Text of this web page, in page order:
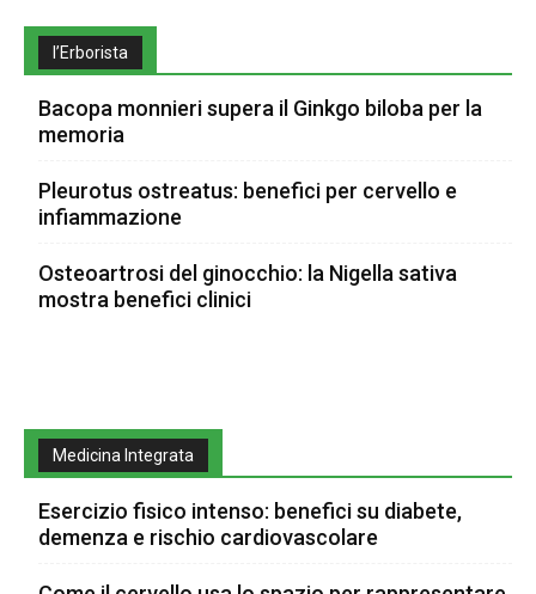
l’Erborista
Bacopa monnieri supera il Ginkgo biloba per la
memoria
Pleurotus ostreatus: benefici per cervello e
infiammazione
Osteoartrosi del ginocchio: la Nigella sativa
mostra benefici clinici
Medicina Integrata
Esercizio fisico intenso: benefici su diabete,
demenza e rischio cardiovascolare